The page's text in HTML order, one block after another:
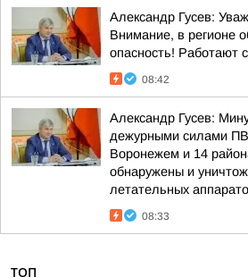
Александр Гусев:
Внимание, в регионе
опасность! Работают
08:42
Александр Гусев:
дежурными силами
Воронежем и 14
обнаружены и
летательных
08:33
ТОП